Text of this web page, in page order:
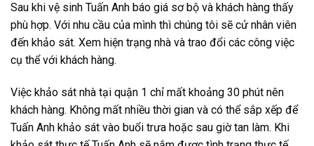
Sau khi vệ sinh Tuấn Anh báo giá sơ bộ và khách hàng thấy
phù hợp. Với nhu cầu của mình thì chúng tôi sẽ cử nhân viên
đến khảo sát. Xem hiện trạng nhà và trao đổi các công việc
cụ thể với khách hàng.
Việc khảo sát nhà tại quận 1 chỉ mất khoảng 30 phút nên
khách hàng. Không mất nhiều thời gian và có thể sắp xếp để
Tuấn Anh khảo sát vào buổi trưa hoặc sau giờ tan làm. Khi